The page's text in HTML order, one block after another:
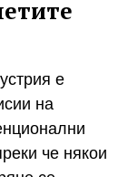
е
на
че някои